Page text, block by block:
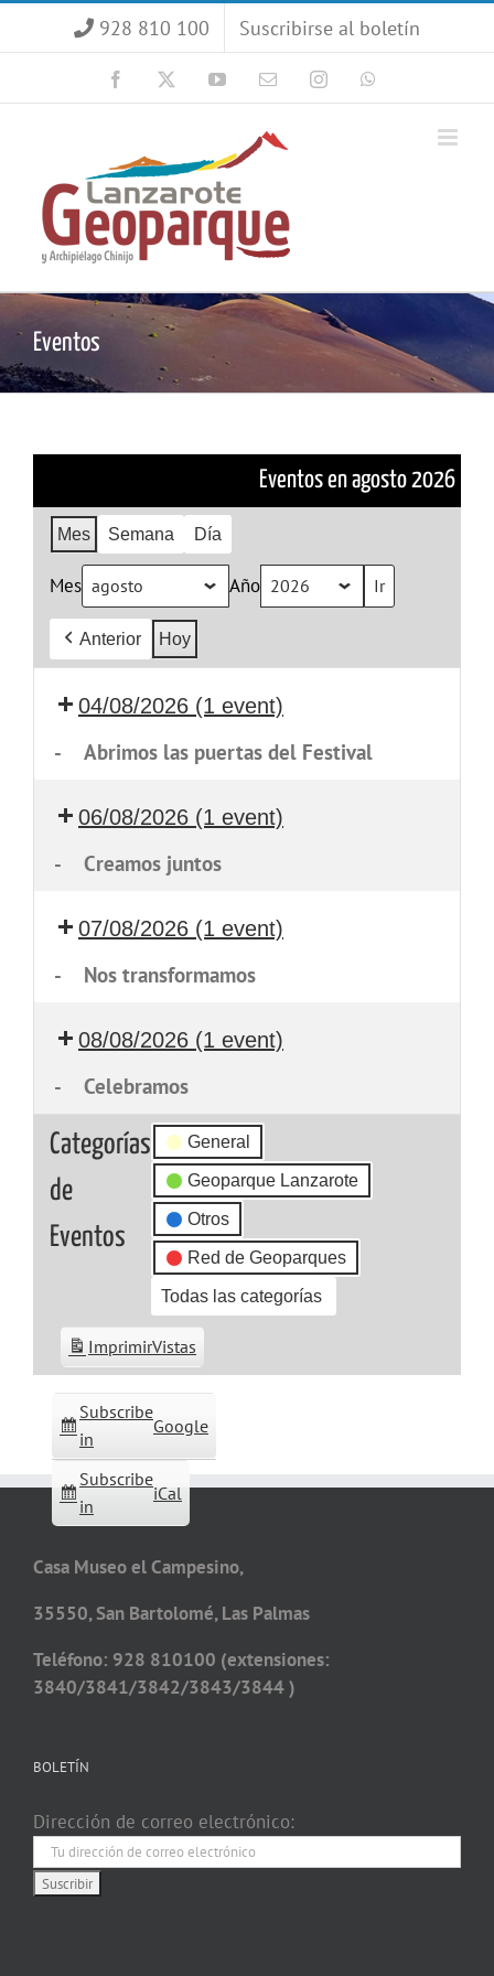
928 810 100 Suscribirse al boletín
Facebook YouTubeCorreoInstagram
Eventos
Eventos en agosto 2026
Mes Semana Día
Mes Año
Anterior Hoy
04/08/2026 (1 event)
- Abrimos las puertas del Festival
06/08/2026 (1 event)
- Creamos juntos
07/08/2026 (1 event)
- Nos transformamos
08/08/2026 (1 event)
- Celebramos
Categorías
de
Eventos
General
Geoparque Lanzarote
Otros
Red de Geoparques
Todas las categorías
Subscribe
in
Google
Subscribe
in
iCal
ImprimirVistas
Casa Museo el Campesino,
35550, San Bartolomé, Las Palmas
Teléfono: 928 810100 (extensiones:
3840/3841/3842/3843/3844 )
BOLETÍN
Dirección de correo electrónico: